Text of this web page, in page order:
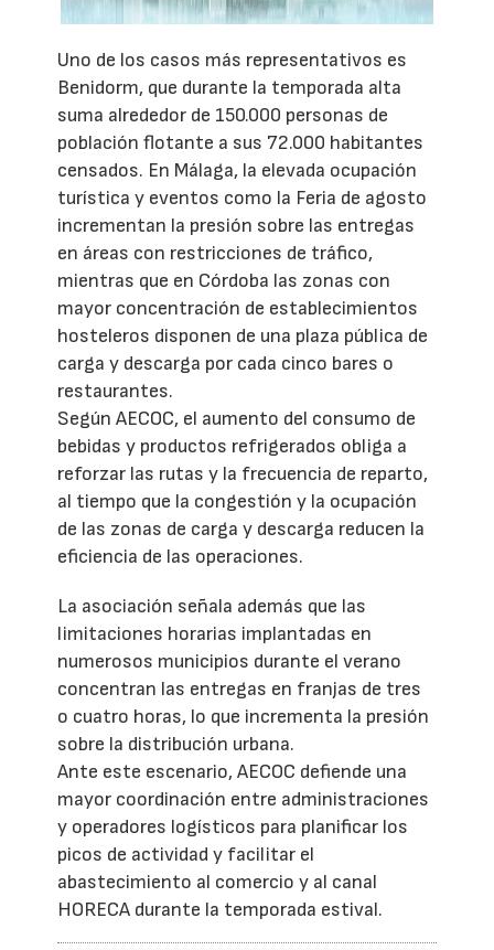
Uno de los casos más representativos es
Benidorm, que durante la temporada alta
suma alrededor de 150.000 personas de
población flotante a sus 72.000 habitantes
censados. En Málaga, la elevada ocupación
turística y eventos como la Feria de agosto
incrementan la presión sobre las entregas
en áreas con restricciones de tráfico,
mientras que en Córdoba las zonas con
mayor concentración de establecimientos
hosteleros disponen de una plaza pública de
carga y descarga por cada cinco bares o
restaurantes.
Según AECOC, el aumento del consumo de
bebidas y productos refrigerados obliga a
reforzar las rutas y la frecuencia de reparto,
al tiempo que la congestión y la ocupación
de las zonas de carga y descarga reducen la
eficiencia de las operaciones.
La asociación señala además que las
limitaciones horarias implantadas en
numerosos municipios durante el verano
concentran las entregas en franjas de tres
o cuatro horas, lo que incrementa la presión
sobre la distribución urbana.
Ante este escenario, AECOC defiende una
mayor coordinación entre administraciones
y operadores logísticos para planificar los
picos de actividad y facilitar el
abastecimiento al comercio y al canal
HORECA durante la temporada estival.